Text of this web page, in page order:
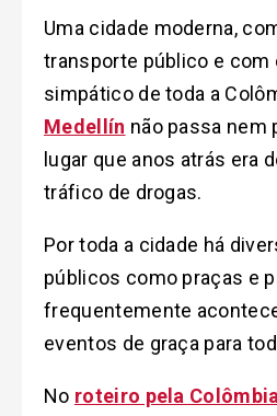
Uma cidade moderna,
transporte público e com
simpático de toda a
Medellín não passa nem
lugar que anos atrás era
tráfico de drogas.
Por toda a cidade há
públicos como praças e
frequentemente
eventos de graça para
No roteiro pela